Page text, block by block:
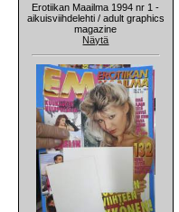
Erotiikan Maailma 1994 nr 1 -
aikuisviihdelehti / adult graphics
magazine
Näytä